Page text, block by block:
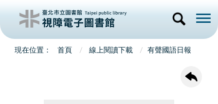
首頁 線上閱讀下載 有聲國語日報